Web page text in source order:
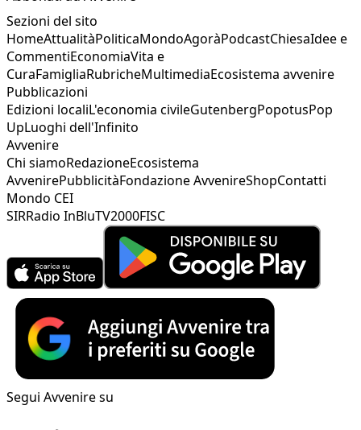
Sezioni del sito
HomeAttualitàPoliticaMondoAgoràPodcastChiesaIdee e
CommentiEconomiaVita e
CuraFamigliaRubricheMultimediaEcosistema avvenire
Pubblicazioni
Edizioni localiL'economia civileGutenbergPopotusPop
UpLuoghi dell'Infinito
Avvenire
Chi siamoRedazioneEcosistema
AvvenirePubblicitàFondazione AvvenireShopContatti
Mondo CEI
SIRRadio InBluTV2000FISC
Segui Avvenire su